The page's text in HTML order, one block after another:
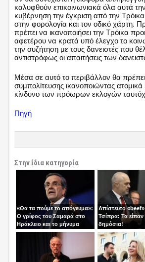
καλυφθούν επικοινωνιακά όλα αυτά
κυβέρνηση την έγκριση από την
στην φορολογία και τον οδικό χάρτη.
πρέπει να ικανοποιήσει την Τρόικα
αφετέρου να κρατά υπό έλεγχο το
την συζήτηση με τους δανειστές που
αντιστρόφως οι απαιτήσεις των
Μέσα σε αυτό το περιβάλλον θα πρέπει
συμπολίτευσης ικανοποιώντας
κίνδυνο των πρόωρων εκλογών
Πηγή
Στην ίδια κατηγορία
«Θα τα πούμε το απόγευμα»:
Ο γρίφος του Σαμαρά στο
Ηράκλειο και το μήνυμα
ανατροπής
Απίστευτο
Τσίπρα: Τα είπαν
δημόσια!